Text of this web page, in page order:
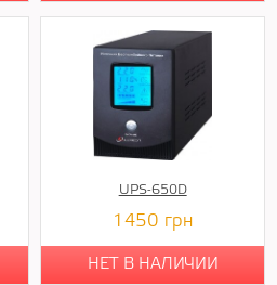
UPS-650D
1450 грн
НЕТ В НАЛИЧИИ